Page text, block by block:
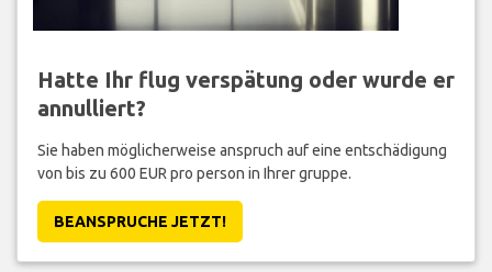
Hatte Ihr flug verspätung oder wurde er
annulliert?
Sie haben möglicherweise anspruch auf eine entschädigung
von bis zu 600 EUR pro person in Ihrer gruppe.
BEANSPRUCHE JETZT!